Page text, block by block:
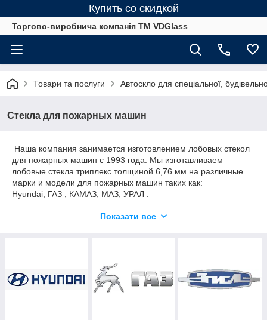
Купить со скидкой
Торгово-виробнича компанія ТМ VDGlass
Товари та послуги Автоскло для спеціальної,
Стекла для пожарных машин
Наша компания занимается изготовлением лобовых стекол
для пожарных машин с 1993 года. Мы изготавливаем
лобовые стекла триплекс толщиной 6,76 мм на различные
марки и модели для пожарных машин таких как:
Hyundai, ГАЗ , КАМАЗ, МАЗ, УРАЛ .
нашли необходимого Вам стекла, то можете заказать
Показати все